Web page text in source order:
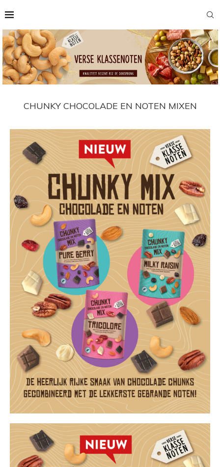
CHUNKY CHOCOLADE EN NOTEN MIXEN